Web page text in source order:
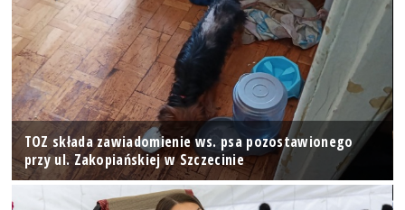
TOZ składa zawiadomienie ws. psa pozostawionego
przy ul. Zakopiańskiej w Szczecinie